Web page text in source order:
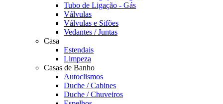
Tubo de Ligação - Gás
Válvulas
Válvulas e Sifões
Vedantes / Juntas
Casa
Estendais
Limpeza
Casas de Banho
Autoclismos
Duche / Cabines
Duche / Chuveiros